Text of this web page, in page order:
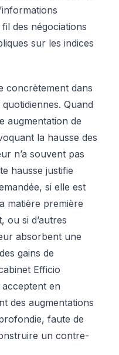
des négociations
sur les indices
concrètement dans
Quand
augmentation de
la hausse des
n’a souvent pas
hausse justifie
si elle est
matière première
ou si d’autres
absorbent une
gains de
Efficio
en
des augmentations
faute de
un contre-